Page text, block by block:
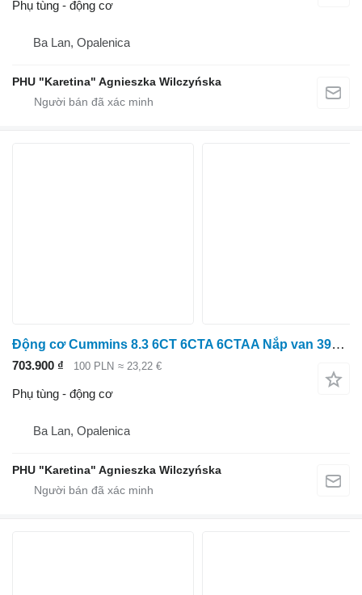
Phụ tùng - động cơ
Ba Lan, Opalenica
PHU "Karetina" Agnieszka Wilczyńska
Động cơ Cummins 8.3 6CT 6CTA 6CTAA Nắp van 3930903
703.900 ₫ 100 PLN ≈ 23,22 €
Phụ tùng - động cơ
Ba Lan, Opalenica
PHU "Karetina" Agnieszka Wilczyńska